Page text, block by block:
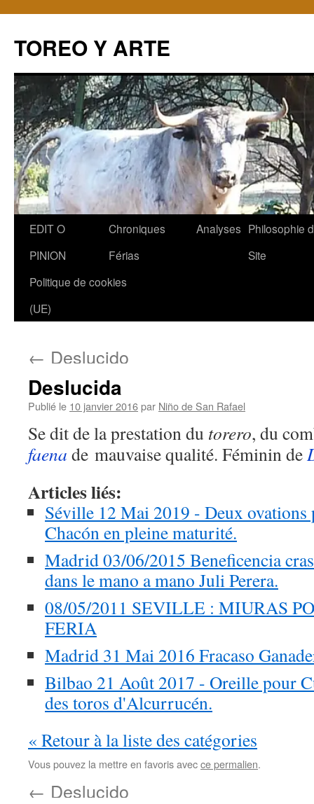
TOREO Y ARTE
Aller
contenu
EDIT O
PINION
Chroniques
Férias
Analyses Philosophie
Site
Politique de cookies
(UE)
← Deslucido
Deslucida
Publié le 10 janvier 2016par Niño de San Rafael
Se dit de la prestation du torero, du
faena de mauvaise qualité. Féminin de
Articles liés:
Séville 12 Mai 2019 - Deux ovations
Chacón en pleine maturité.
Madrid 03/06/2015 Beneficencia
dans le mano a mano Juli Perera.
08/05/2011 SEVILLE : MIURAS
FERIA
Madrid 31 Mai 2016 Fracaso
Bilbao 21 Août 2017 - Oreille pour
des toros d'Alcurrucén.
« Retour à la liste des catégories
Vous pouvez la mettre en favoris avecce permalien.
← Deslucido